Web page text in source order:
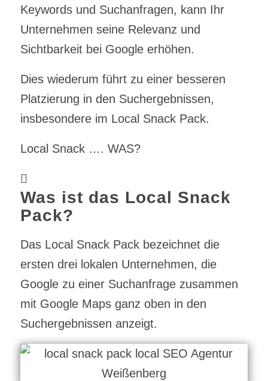
Keywords und Suchanfragen, kann Ihr
Unternehmen seine Relevanz und
Sichtbarkeit bei Google erhöhen.
Dies wiederum führt zu einer besseren
Platzierung in den Suchergebnissen,
insbesondere im Local Snack Pack.
Local Snack …. WAS?
Was ist das Local Snack
Pack?
Das Local Snack Pack bezeichnet die
ersten drei lokalen Unternehmen, die
Google zu einer Suchanfrage zusammen
mit Google Maps ganz oben in den
Suchergebnissen anzeigt.